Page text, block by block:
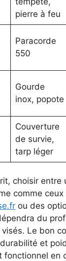
pierre à feu
Paracorde
550
Gourde
inox, popote
Couverture
de survie,
tarp léger
choisir entre
comme
ou des
du
Le bon
et
fonctionnel en